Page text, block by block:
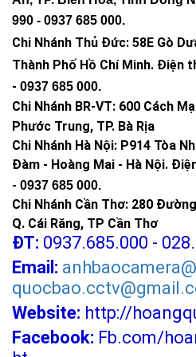
Vỏ đèn : Nhôm đúc nguyên
tiền.
Chứng nhận tiêu chuẩn:
cao hơn cho khả năng chống
Chính sách bảo hành
hành rõ ràng.
>>> Xem thêm: Đèn Năng
Cao Cấp Chính Hãng
Hướng dẫn chọn mua
trời 1000w phù hợp
Hoàng Quốc Bảo gợi ý một số
được sản phẩm ưng ý:
Xác định nhu cầu sử dụng
Đường nông thôn,
góc rộng.
990 - 0937 685 000.
Chi Nhánh Thủ Đức: 58E Gò
Thành Phố Hồ Chí Minh. Điện
- 0937 685 000.
Chi Nhánh BR-VT: 600 Cách
Phước Trung, TP. Bà Rịa
Chi Nhánh Hà Nội: P914 Tòa
Đàm - Hoàng Mai - Hà Nội.
- 0937 685 000.
Chi Nhánh Cần Thơ: 280
Q. Cái Răng, TP Cần Thơ
ĐT: 0937.685.000 -
Email:
Website: http://
Facebook: Fb.com/